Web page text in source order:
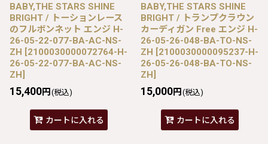
BABY,THE STARS SHINE
BRIGHT / トーションレース
のフルボンネット エンジ H-
26-05-22-077-BA-AC-NS-
ZH [2100030000072764-H-
26-05-22-077-BA-AC-NS-
ZH]
15,400円 (税込)
カートに入れる
BABY,THE STARS SHINE
BRIGHT / トランプクラウン
カーディガン Free エンジ H-
26-05-26-048-BA-TO-NS-
ZH [2100030000095237-H-
26-05-26-048-BA-TO-NS-
ZH]
15,000円 (税込)
カートに入れる